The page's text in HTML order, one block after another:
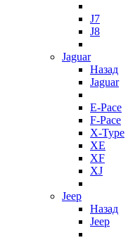
J7
J8
Jaguar
Назад
Jaguar
E-Pace
F-Pace
X-Type
XE
XF
XJ
Jeep
Назад
Jeep